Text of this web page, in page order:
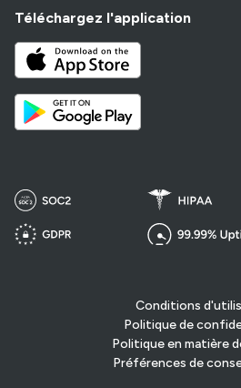
Téléchargez l'application
Conditions
Politique de
Politique en matière
Préférences de